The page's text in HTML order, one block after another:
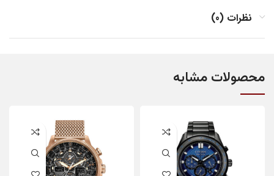
نظرات (0)
محصولات مشابه